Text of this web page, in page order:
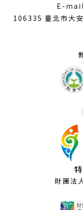
E-
106335 臺北市大
財團法